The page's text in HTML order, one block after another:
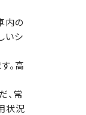
内の
いシ
。高
、常
状況